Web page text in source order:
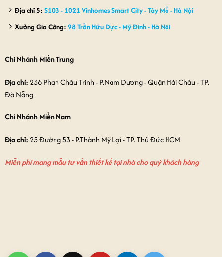
Địa chỉ 5: S103 - 1021 Vinhomes Smart City - Tây Mỗ - Hà Nội
Xưởng Gia Công: 98 Trần Hữu Dực - Mỹ Đình - Hà Nội
Chi Nhánh Miền Trung
Địa chỉ: 236 Phan Châu Trinh - P.Nam Dương - Quận Hải Châu - TP.
Đà Nẵng
Chi Nhánh Miền Nam
Địa chỉ: 25 Đường 53 - P.Thành Mỹ Lợi - TP. Thủ Đức HCM
Miễn phí mang mẫu tư vấn thiết kế tại nhà cho quý khách hàng